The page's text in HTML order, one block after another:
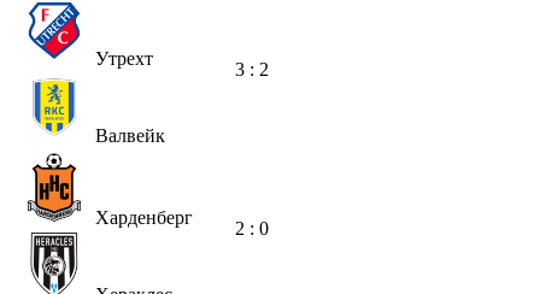
Утрехт
Валвейк
3 : 2
Харденберг
2 : 0